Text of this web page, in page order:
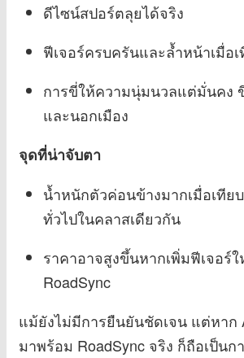
ดีไซน์สปอร์ตลุยได้จริง
ฟีเจอร์ครบครันและล้ำหน้าเมื่อ
การขี่ให้ความนุ่มนวลแต่มั่นคง
และนอกเมือง
จุดที่น่าจับตา
น้ำหนักตัวค่อนข้างมากเมื่อเทีย
ทั่วไปในคลาสเดียวกัน
ราคาอาจสูงขึ้นหากเพิ่มฟีเจอร์
RoadSync
แม้ยังไม่มีการยืนยันชัดเจน แต่หาก
มาพร้อม RoadSync จริง ก็ถือเป็นก